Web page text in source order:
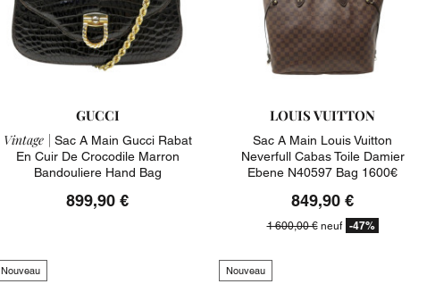
GUCCI
Vintage | Sac A Main Gucci Rabat
En Cuir De Crocodile Marron
Bandouliere Hand Bag
899,90 €
LOUIS VUITTON
Sac A Main Louis Vuitton
Neverfull Cabas Toile Damier
Ebene N40597 Bag 1600€
849,90 €
1 600,00 €neuf -47%
Nouveau Nouveau